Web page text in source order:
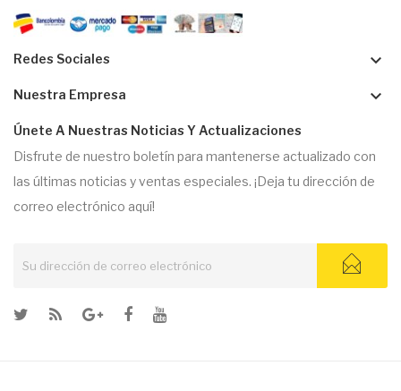
Redes Sociales keyboard_arrow_down
Nuestra Empresa keyboard_arrow_down
Únete A Nuestras Noticias Y Actualizaciones
Disfrute de nuestro boletín para mantenerse actualizado con
las últimas noticias y ventas especiales. ¡Deja tu dirección de
correo electrónico aquí!